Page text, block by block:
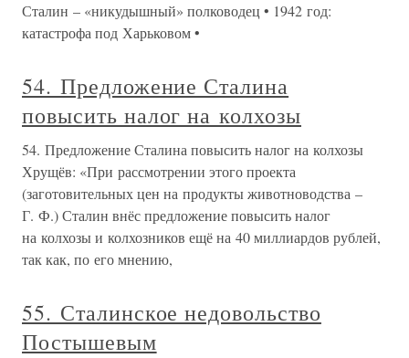
Сталин – «никудышный» полководец • 1942 год:
катастрофа под Харьковом •
54. Предложение Сталина
повысить налог на колхозы
54. Предложение Сталина повысить налог на колхозы
Хрущёв: «При рассмотрении этого проекта
(заготовительных цен на продукты животноводства –
Г. Ф.) Сталин внёс предложение повысить налог
на колхозы и колхозников ещё на 40 миллиардов рублей,
так как, по его мнению,
55. Сталинское недовольство
Постышевым